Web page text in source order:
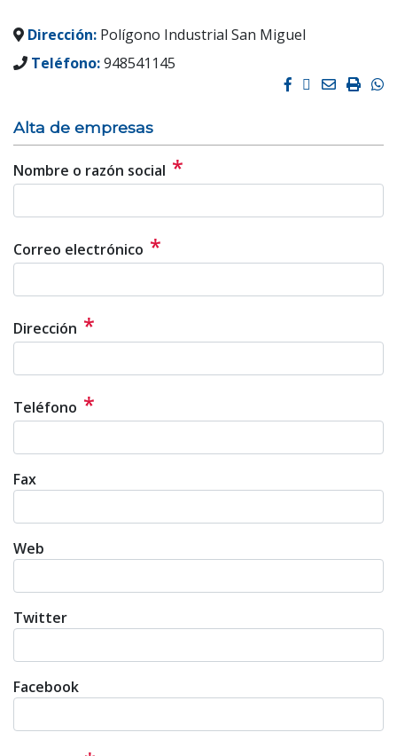
Dirección: Polígono Industrial San Miguel
Teléfono:948541145
Facebook
Twitter
Email
Alta de empresas
Nombre o razón social *
Correo electrónico *
Dirección *
Teléfono *
Fax
Web
Twitter
Facebook